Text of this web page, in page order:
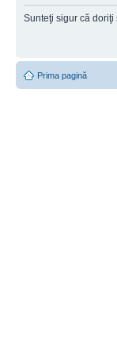
Sunteţi sigur că
Prima pagină